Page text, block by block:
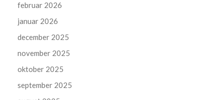
februar 2026
januar 2026
december 2025
november 2025
oktober 2025
september 2025